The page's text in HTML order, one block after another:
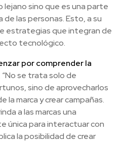
lejano sino que es una parte
las personas. Esto, a su
estrategias que integran de
tecnológico.
por comprender la
“No se trata solo de
sino de aprovecharlos
la marca y crear campañas.
a las marcas una
única para interactuar con
la posibilidad de crear